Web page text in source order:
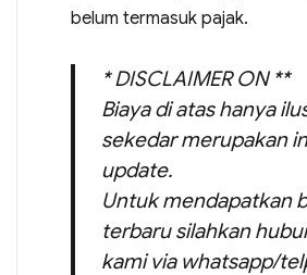
belum termasuk pajak.
* DISCLAIMER ON **
Biaya di atas hanya
sekedar merupakan
update.
Untuk mendapatkan
terbaru silahkan
kami via whatsapp/